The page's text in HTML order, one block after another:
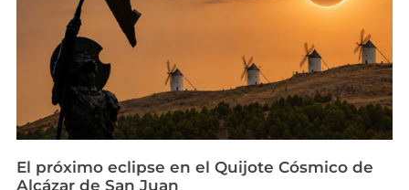
El próximo eclipse en el Quijote Cósmico de
Alcázar de San Juan